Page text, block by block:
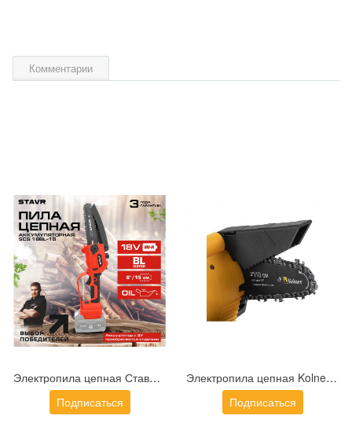
Комментарии
Электропила цепная Ставр SCS 18BL-15 (9060100030)
Подписаться
Электропила цепная Kolner KCS 18-10-2K (8060100062)
Подписаться